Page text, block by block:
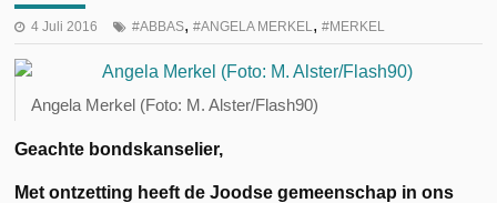
4 Juli 2016 ABBAS, ANGELA MERKEL, MERKEL
Angela Merkel (Foto: M. Alster/Flash90)
Geachte bondskanselier,
Met ontzetting heeft de Joodse gemeenschap in ons